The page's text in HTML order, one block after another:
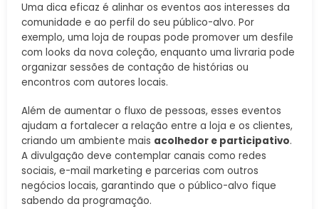
Uma dica eficaz é alinhar os eventos aos interesses da
comunidade e ao perfil do seu público-alvo. Por
exemplo, uma loja de roupas pode promover um desfile
com looks da nova coleção, enquanto uma livraria pode
organizar sessões de contação de histórias ou
encontros com autores locais.
Além de aumentar o fluxo de pessoas, esses eventos
ajudam a fortalecer a relação entre a loja e os clientes,
criando um ambiente mais acolhedor e participativo.
A divulgação deve contemplar canais como redes
sociais, e-mail marketing e parcerias com outros
negócios locais, garantindo que o público-alvo fique
sabendo da programação.